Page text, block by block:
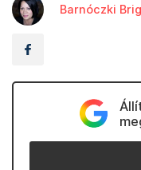
Barnóczki